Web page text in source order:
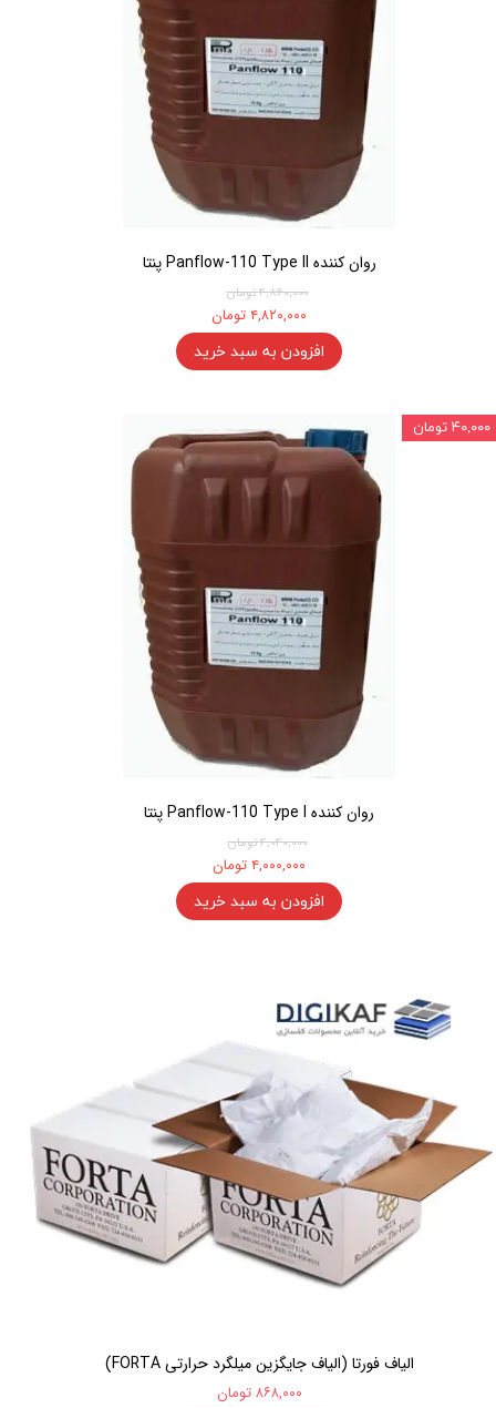
روان کننده Panflow-110 Type II پنتا
۴,۸۶۰,۰۰۰ تومان
۴,۸۲۰,۰۰۰ تومان
افزودن به سبد خرید
روان کننده Panflow-110 Type I پنتا
۴,۰۴۰,۰۰۰ تومان
۴,۰۰۰,۰۰۰ تومان
افزودن به سبد خرید
۴۰,۰۰۰ تومان
الیاف فورتا (الیاف جایگزین میلگرد حرارتی FORTA)
۸۶۸,۰۰۰ تومان